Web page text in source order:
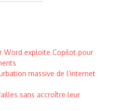
Word exploite Copilot pour
massive de l’internet
sans accroître leur